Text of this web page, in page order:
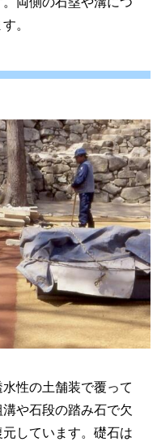
。
性の土舗装で覆って
や石段の踏み石で欠
しています。礎石は